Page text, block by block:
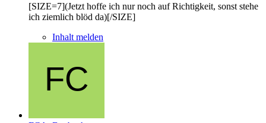
[SIZE=7](Jetzt hoffe ich nur noch auf Richtigkeit, sonst stehe
ich ziemlich blöd da)[/SIZE]
Inhalt melden